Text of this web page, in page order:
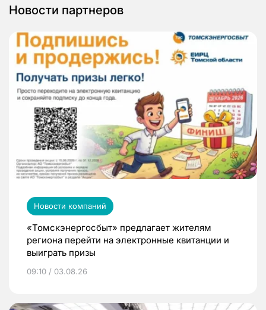
Новости партнеров
Новости компаний
«Томскэнергосбыт» предлагает жителям
региона перейти на электронные квитанции и
выиграть призы
09:10 / 03.08.26